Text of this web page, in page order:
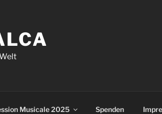
Musicale 2025 Spenden